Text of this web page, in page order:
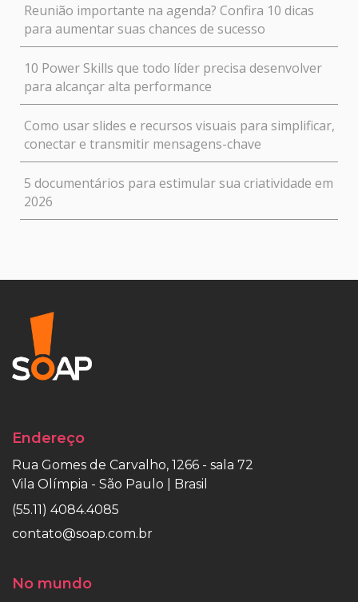
Reunião importante na agenda? Confira 10 dicas
para aumentar suas chances de sucesso
10 Power Skills que todo líder precisa desenvolver
para alcançar alta performance
Como usar slides e recursos visuais para simplificar,
conectar e transmitir mensagens-chave
5 documentários para estimular sua criatividade em
2026
Endereço
Rua Gomes de Carvalho, 1266 - sala 72
Vila Olímpia - São Paulo | Brasil
(55.11) 4084.4085
contato@soap.com.br
No mundo